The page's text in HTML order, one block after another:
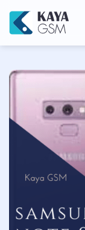
atla